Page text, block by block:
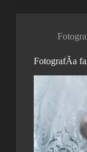
FotografÃ­a